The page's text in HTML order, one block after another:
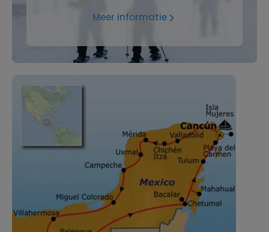
Meer informatie